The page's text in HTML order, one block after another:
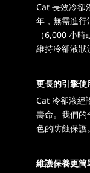
Cat 長效冷卻
年，無需進行
（6,000 小
維持冷卻液狀
更長的引擎使
Cat 冷卻液經
壽命。我們的
色的防蝕保護。
維護保養更簡